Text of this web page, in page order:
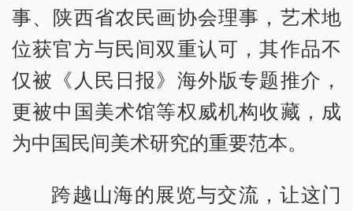
事、陕西省农民画协会理事，艺术地
位获官方与民间双重认可，其作品不
仅被《人民日报》海外版专题推介，
更被中国美术馆等权威机构收藏，成
为中国民间美术研究的重要范本。
跨越山海的展览与交流，让这门